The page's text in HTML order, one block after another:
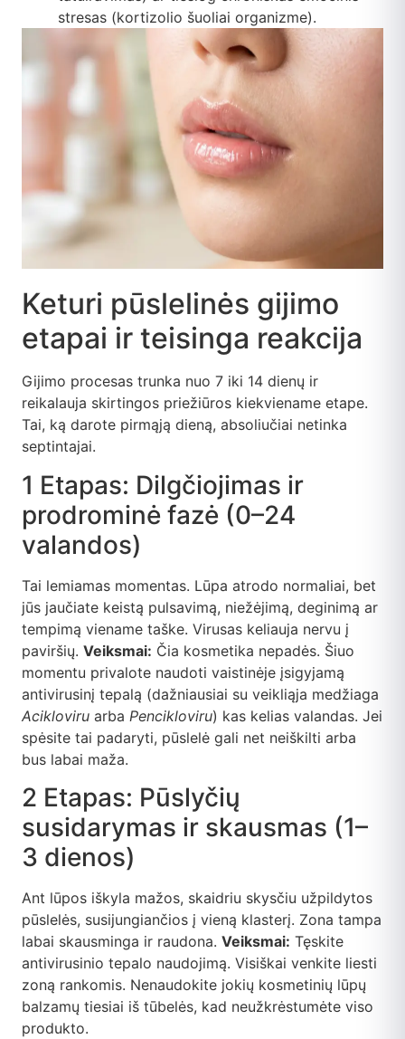
stresas (kortizolio šuoliai organizme).
Keturi pūslelinės gijimo
etapai ir teisinga reakcija
Gijimo procesas trunka nuo 7 iki 14 dienų ir
reikalauja skirtingos priežiūros kiekviename etape.
Tai, ką darote pirmąją dieną, absoliučiai netinka
septintajai.
1 Etapas: Dilgčiojimas ir
prodrominė fazė (0–24
valandos)
Tai lemiamas momentas. Lūpa atrodo normaliai, bet
jūs jaučiate keistą pulsavimą, niežėjimą, deginimą ar
tempimą viename taške. Virusas keliauja nervu į
paviršių. Veiksmai: Čia kosmetika nepadės. Šiuo
momentu privalote naudoti vaistinėje įsigyjamą
antivirusinį tepalą (dažniausiai su veikliąja medžiaga
Acikloviru arba Pencikloviru) kas kelias valandas. Jei
spėsite tai padaryti, pūslelė gali net neiškilti arba
bus labai maža.
2 Etapas: Pūslyčių
susidarymas ir skausmas (1–
3 dienos)
Ant lūpos iškyla mažos, skaidriu skysčiu užpildytos
pūslelės, susijungiančios į vieną klasterį. Zona tampa
labai skausminga ir raudona. Veiksmai: Tęskite
antivirusinio tepalo naudojimą. Visiškai venkite liesti
zoną rankomis. Nenaudokite jokių kosmetinių lūpų
balzamų tiesiai iš tūbelės, kad neužkrėstumėte viso
produkto.